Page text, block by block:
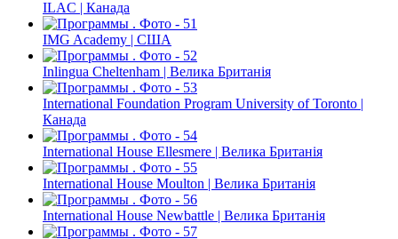
ILAC | Канада
IMG Academy | США
Inlingua Cheltenham | Велика Британія
International Foundation Program University of Toronto |
Канада
International House Ellesmere | Велика Британія
International House Moulton | Велика Британія
International House Newbattle | Велика Британія